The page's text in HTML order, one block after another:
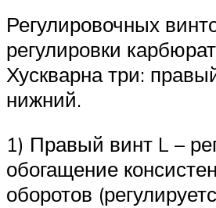
Регулировочных
регулировки
Хускварна три:
нижний.
1) Правый винт L –
обогащение
оборотов